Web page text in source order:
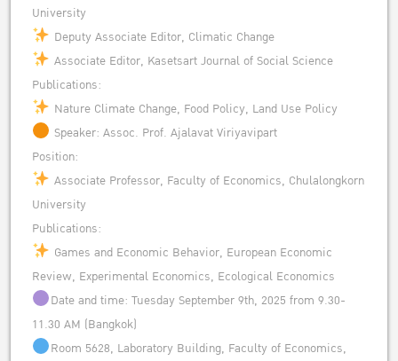
University
Deputy Associate Editor, Climatic Change
Associate Editor, Kasetsart Journal of Social Science
Publications:
Nature Climate Change, Food Policy, Land Use Policy
Speaker: Assoc. Prof. Ajalavat Viriyavipart
Position:
Associate Professor, Faculty of Economics, Chulalongkorn
University
Publications:
Games and Economic Behavior, European Economic
Review, Experimental Economics, Ecological Economics
Date and time: Tuesday September 9th, 2025 from 9.30-
11.30 AM (Bangkok)
Room 5628, Laboratory Building, Faculty of Economics,